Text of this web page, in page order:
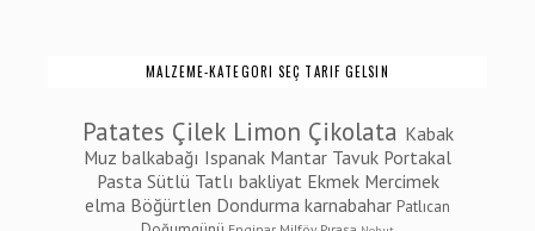
MALZEME-KATEGORI SEÇ TARIF GELSIN
Patates Çilek Limon Çikolata Kabak
Muz balkabağı Ispanak Mantar Tavuk Portakal
Pasta Sütlü Tatlı bakliyat Ekmek Mercimek
elma Böğürtlen Dondurma karnabahar Patlıcan